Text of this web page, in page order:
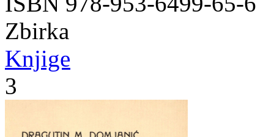
Zbirka
Knjige
3